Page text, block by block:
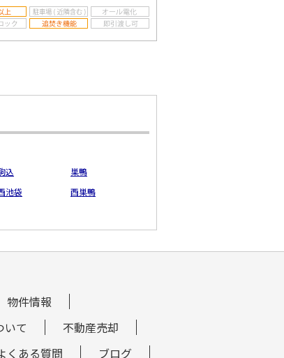
込
巣鴨
池袋
西巣鴨
物件情報
いて
不動産売却
くある質問 ブログ